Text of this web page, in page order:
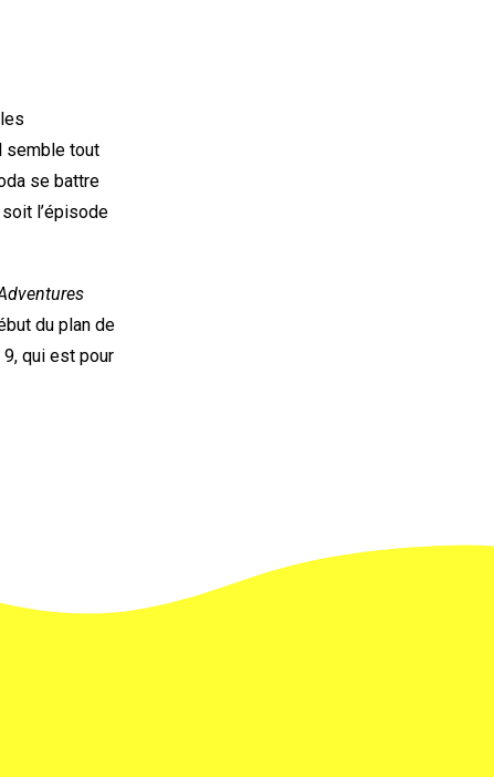
semble tout
se battre
soit l’épisode
du plan de
qui est pour